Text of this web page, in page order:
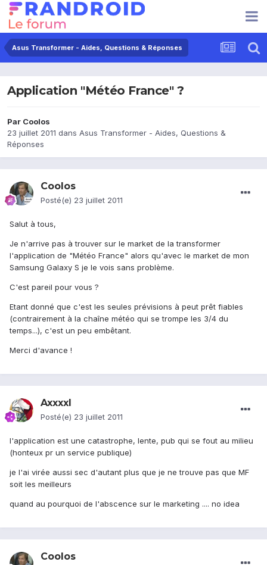
Asus Transformer - Aides, Questions & Réponses
Application "Météo France" ?
Par Coolos
23 juillet 2011 dans Asus Transformer - Aides, Questions &
Réponses
Coolos
Posté(e) 23 juillet 2011
Salut à tous,
Je n'arrive pas à trouver sur le market de la transformer
l'application de "Météo France" alors qu'avec le market de mon
Samsung Galaxy S je le vois sans problème.
C'est pareil pour vous ?
Etant donné que c'est les seules prévisions à peut prêt fiables
(contrairement à la chaîne météo qui se trompe les 3/4 du
temps...), c'est un peu embêtant.
Merci d'avance !
Axxxxl
Posté(e) 23 juillet 2011
l'application est une catastrophe, lente, pub qui se fout au milieu
(honteux pr un service publique)
je l'ai virée aussi sec d'autant plus que je ne trouve pas que MF
soit les meilleurs
quand au pourquoi de l'abscence sur le marketing .... no idea
Coolos